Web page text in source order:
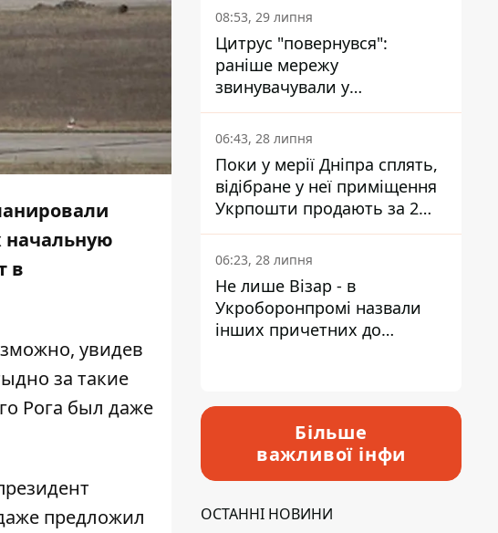
начальную
в
увидев
за такие
Рога был даже
предложил
Інформатору, звідки на це
гроші
08:53, 29 липня
Цитрус "повернувся":
раніше мережу
звинувачували у
контрабанді техніки та
ухиленні від сплати
податків
06:43, 28 липня
Поки у мерії Дніпра сплять,
відібране у неї приміщення
Укрпошти продають за 2
мільйони
06:23, 28 липня
Не лише Візар - в
Укроборонпромі назвали
інших причетних до
Більше
важливої інфи
ОСТАННІ НОВИНИ